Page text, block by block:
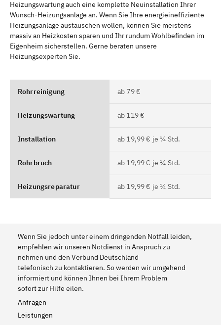
Heizungswartung auch eine komplette Neuinstallation Ihrer
Wunsch-Heizungsanlage an. Wenn Sie Ihre energieineffiziente
Heizungsanlage austauschen wollen, können Sie meistens
massiv an Heizkosten sparen und Ihr rundum Wohlbefinden im
Eigenheim sicherstellen. Gerne beraten unsere
Heizungsexperten Sie.
Rohrreinigung ab 79 €
Heizungswartung ab 119 €
Installation ab 19,99 € je ¼ Std.
Rohrbruch ab 19,99 € je ¼ Std.
Heizungsreparatur ab 19,99 € je ¼ Std.
Wenn Sie jedoch unter einem dringenden Notfall leiden,
empfehlen wir unseren Notdienst in Anspruch zu
nehmen und den Verbund Deutschland
telefonisch zu kontaktieren. So werden wir umgehend
informiert und können Ihnen bei Ihrem Problem
sofort zur Hilfe eilen.
Anfragen
Leistungen